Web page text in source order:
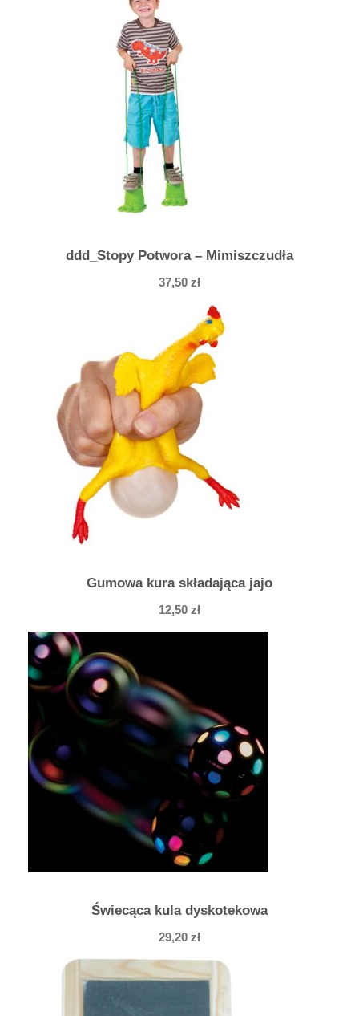
ddd_Stopy Potwora – Mimiszczudła
37,50 zł
Gumowa kura składająca jajo
12,50 zł
Świecąca kula dyskotekowa
29,20 zł